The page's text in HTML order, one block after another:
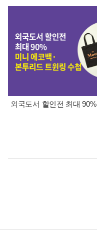
외국도서 할인전 최대 90%